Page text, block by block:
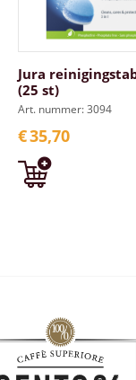
Jura
(25 st)
Art. nummer: 3094
€35,70